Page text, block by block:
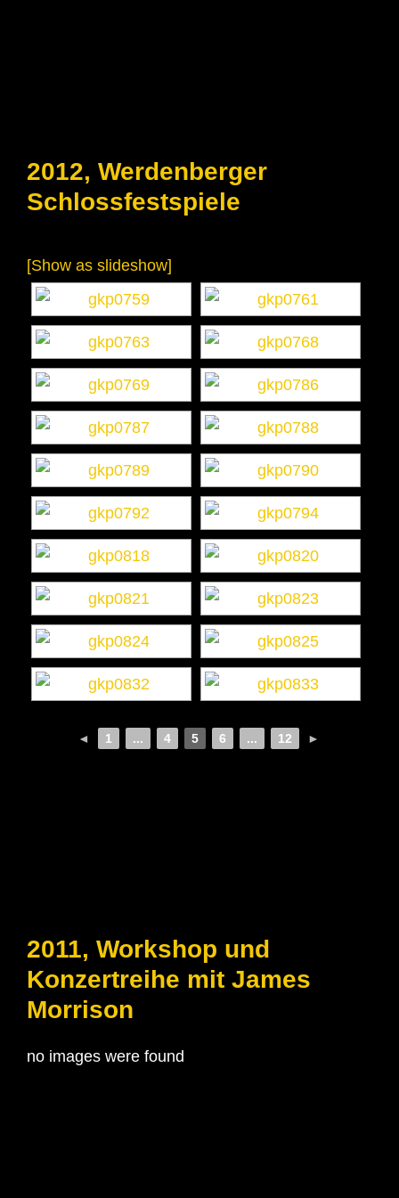
2012, Werdenberger
Schlossfestspiele
[Show as slideshow]
◄ 1 ... 4 5 6 ... 12 ►
2011, Workshop und
Konzertreihe mit James
Morrison
no images were found